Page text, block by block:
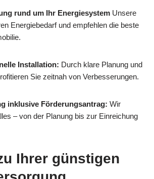
rund um Ihr Energiesystem Unsere
Energiebedarf und empfehlen die beste
Installation: Durch klare Planung und
Sie zeitnah von Verbesserungen.
inklusive Förderungsantrag: Wir
– von der Planung bis zur Einreichung
Ihrer günstigen